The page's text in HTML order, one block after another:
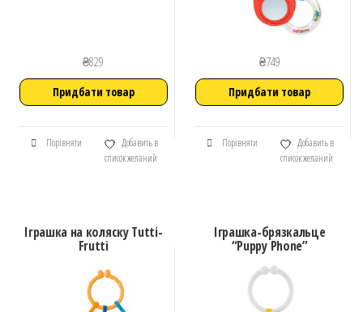
₴829
Придбати товар
Порівняти
Добавить в
список желаний
₴749
Придбати товар
Порівняти
Добавить в
список желаний
Іграшка на коляску Tutti-
Frutti
Іграшка-брязкальце
“Puppy Phone”